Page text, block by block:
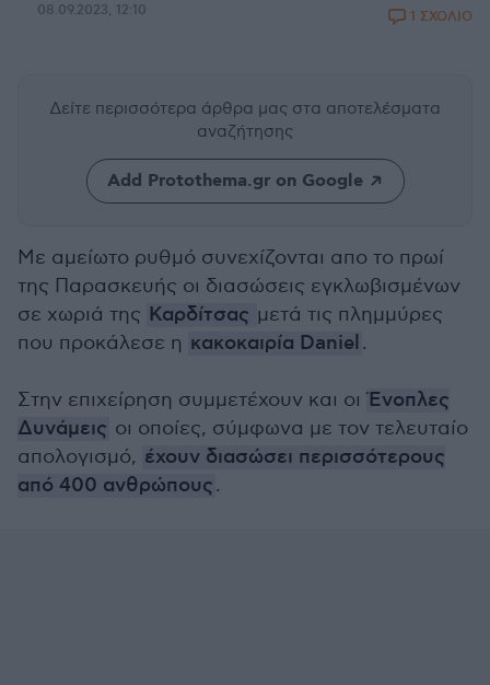
08.09.2023, 12:10 1 ΣΧΟΛΙΟ
Δείτε περισσότερα άρθρα μας στα αποτελέσματα
αναζήτησης
Add Protothema.gr on Google
Με αμείωτo ρυθμό συνεχίζονται απο το πρωί
της Παρασκευής οι διασώσεις εγκλωβισμένων
σε χωριά της Καρδίτσας μετά τις πλημμύρες
που προκάλεσε η κακοκαιρία Daniel.
Στην επιχείρηση συμμετέχουν και οιΈνοπλες
Δυνάμεις οι οποίες, σύμφωνα με τον τελευταίο
απολογισμό, έχουν διασώσει περισσότερους
από 400 ανθρώπους.